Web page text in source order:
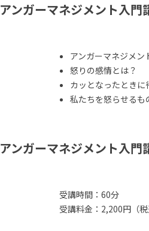
アンガーマネジメント入門
アンガーマネジメン
怒りの感情とは？
カッとなったときに
私たちを怒らせるも
アンガーマネジメント入門
受講時間：60分
受講料金：2,200円（税